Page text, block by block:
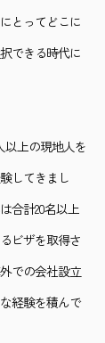
とってどこに
できる時代に
以上の現地人を
してきまし
合計20名以上
ビザを取得さ
での会社設立
経験を積んで